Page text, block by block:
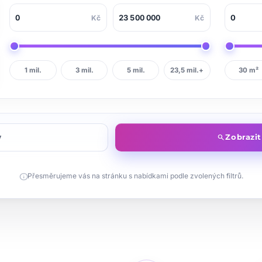
Kč Kč
1 mil. 3 mil. 5 mil. 23,5 mil.+ 30 m²
search
infoPřesměrujeme vás na stránku s nabídkami podle zvolených filtrů.